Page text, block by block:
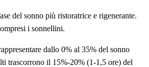
del sonno più ristoratrice e rigenerante.
i sonnellini.
dallo 0% al 35% del sonno
trascorrono il 15%-20% (1-1,5 ore) del